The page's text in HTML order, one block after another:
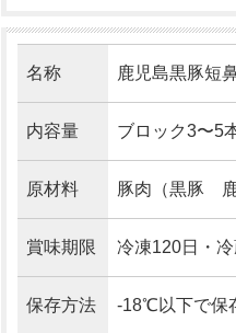
名称 鹿児島黒豚短
内容量 ブロック3〜5
原材料 豚肉（黒豚 鹿
賞味期限 冷凍120日・
保存方法 -18℃以下で保